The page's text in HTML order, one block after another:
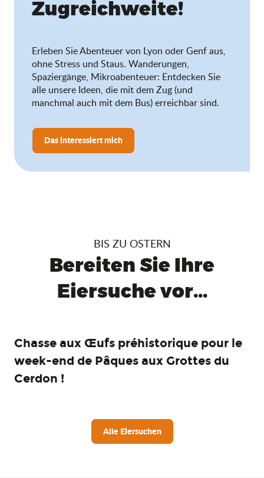
Zugreichweite!
Erleben Sie Abenteuer von Lyon oder Genf aus,
ohne Stress und Staus. Wanderungen,
Spaziergänge, Mikroabenteuer: Entdecken Sie
alle unsere Ideen, die mit dem Zug (und
manchmal auch mit dem Bus) erreichbar sind.
Das interessiert mich
BIS ZU OSTERN
Bereiten Sie Ihre
Eiersuche vor...
Chasse aux Œufs préhistorique pour le
week-end de Pâques aux Grottes du
Cerdon !
Alle Eiersuchen